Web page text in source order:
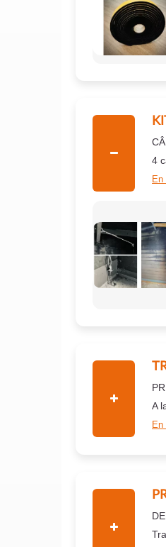
4
En
A
En